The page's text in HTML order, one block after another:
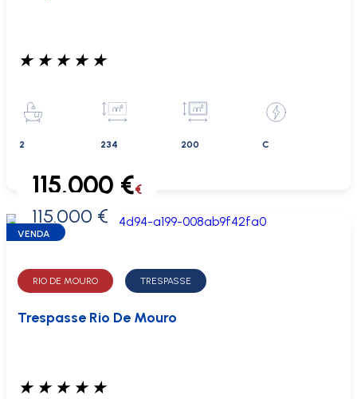
★ ★ ★ ★ ★
2 234 200 C
0 €
115.000 €€
115.000 €
VENDA
RIO DE MOURO TRESPASSE
Trespasse Rio De Mouro
★ ★ ★ ★ ★